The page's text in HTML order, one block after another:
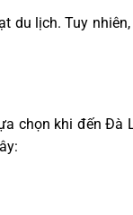
du lịch. Tuy
chọn khi đến